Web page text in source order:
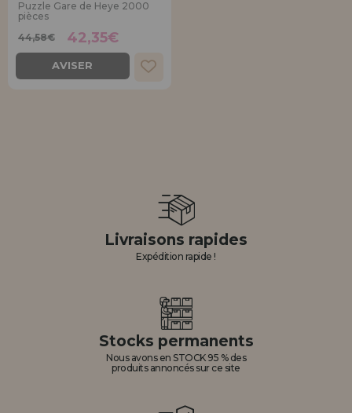
Allez-y! Nous vous attendions.
ENREGISTREMENT DISTRIBUTEUR
Puzzle Gare de Heye 2000
pièces
44,58€
42,35€
AVISER
Livraisons rapides
Expédition rapide !
Stocks permanents
Nous avons en STOCK 95 % des
produits annoncés sur ce site